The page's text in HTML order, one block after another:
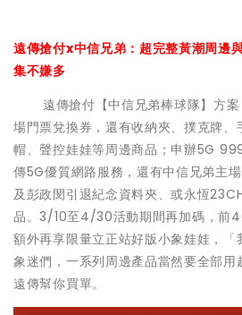
遠傳搶付x中信兄弟：超完整黃潮周邊
集不嫌多
遠傳搶付【中信兄弟棒球隊】方案
場門票兌換券，還有收納夾、撲克牌、
帽、聲控娃娃等周邊商品；申辦5G
傳5G優質網路服務，還有中信兄弟主
及彭政閔引退紀念資料夾、或永恆
品。3/10至4/30活動期間再加碼，前
額外再享限量立正站好版小象娃娃，「
象迷們，一系列周邊產品當然要全部用
遠傳幫你買單。